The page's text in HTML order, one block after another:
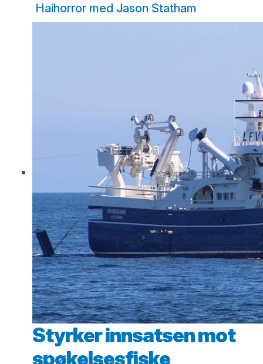
Haihorror med Jason Statham
Styrker innsatsen mot
spøkelsesfiske